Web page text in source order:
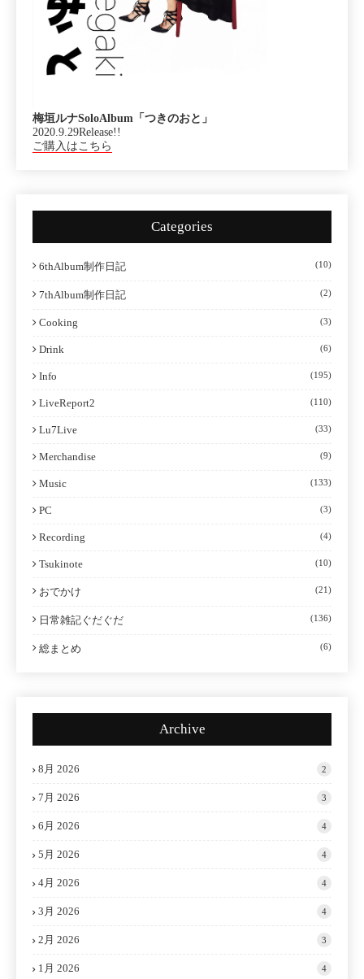
梅垣ルナSoloAlbum「つきのおと」
2020.9.29Release!!
ご購入はこちら
Categories
6thAlbum制作日記 (10)
7thAlbum制作日記 (2)
Cooking (3)
Drink (6)
Info (195)
LiveReport2 (110)
Lu7Live (33)
Merchandise (9)
Music (133)
PC (3)
Recording (4)
Tsukinote (10)
おでかけ (21)
日常雑記ぐだぐだ (136)
総まとめ (6)
Archive
8月 2026 2
7月 2026 3
6月 2026 4
5月 2026 4
4月 2026 4
3月 2026 4
2月 2026 3
1月 2026 4